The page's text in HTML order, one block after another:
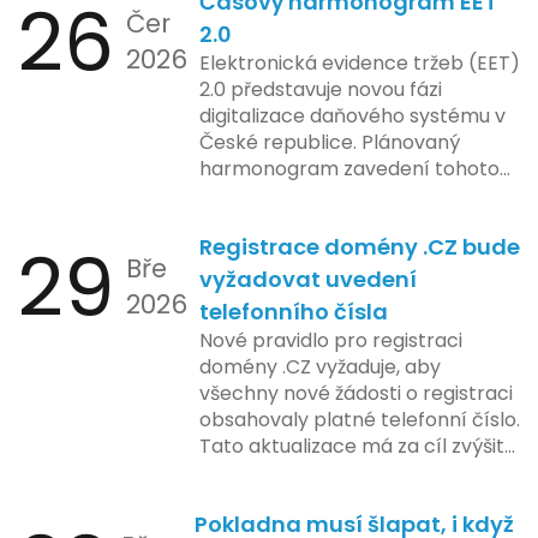
procesy.
26 Čer
2026
2.0
Elektronická evidence tržeb (EET)
2.0 představuje novou fázi
digitalizace daňového systému v
České republice. Plánovaný
harmonogram zavedení tohoto
zahrnuje přípravu technické
platformy a legislativních změn,
které by měly být předloženy do
konce tohoto roku. Očekává se,
že tato fáze umožní adaptaci
systémů a rozšíření podpory pro
podnikatele, přičemž všechny
potřebné technologie by měly
být dostupné k testování v rámci
plánovaná na první pololetí
29 Bře
2026
Registrace domény .CZ bude
vyžadovat uvedení
telefonního čísla
Nové pravidlo pro registraci
domény .CZ vyžaduje, aby
všechny nové žádosti o registraci
obsahovaly platné telefonní číslo.
Tato aktualizace má za cíl zvýšit
České republice. Povinnost uvést
Pokladna musí šlapat, i když